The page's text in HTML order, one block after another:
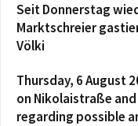
Seit Donnerstag
Marktschreier
Völki
Thursday, 6 August
on Nikolaistraße
regarding possible